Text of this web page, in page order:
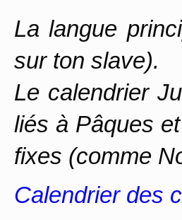
La langue
sur ton slave).
Le calendrier
liés à Pâques
fixes (comme
Calendrier des